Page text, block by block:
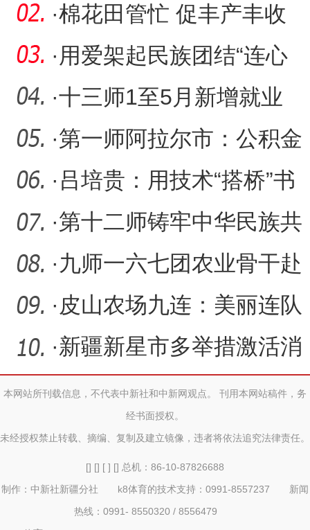
共传承
·棉花田管忙 促丰产丰收
·用爱架起民族团结“连心
桥”
·十三师1至5月新增就业
1446人
·第一师阿拉尔市：公积金
贷款利率下调 助力实现安
居
· 吕培贵：用技术“搭桥”书
写兵地共富答卷
·第十二师铸牢中华民族共
同体意识巡回宣讲活动综
述
·九师一六七团农业骨干赴
六师观摩学习取经
· 皮山农场九连：美丽连队
绽新颜 幸福家园更宜居
·新疆新星市多举措激活消
费市场
本网站所刊载信息，不代表中新社和中新网观点。 刊用本网站稿件，务
经书面授权。
未经授权禁止转载、摘编、复制及建立镜像，违者将依法追究法律责任。
[] [] [ ] [] 总机：86-10-87826688
制作：中新社新疆分社 k8体育的技术支持：0991-8557237 新闻
热线：0991- 8550320 / 8556479